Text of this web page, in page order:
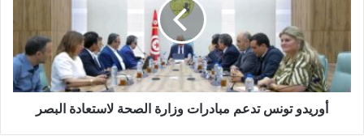
أوريدو تونس تدعم مبادرات وزارة الصحة لاستعادة البصر